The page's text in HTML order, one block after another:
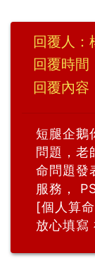
回覆人：
回覆時
回覆內容
短腿企鵝
問題，老
命問題發
服務，
[個人算
放心填寫